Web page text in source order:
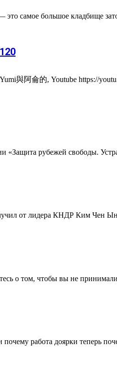
самое большое кладбище
與阿侖的, Youtube https://
рубежей свободы.
от лидера КНДР Ким Чен
о том, чтобы вы не
работа доярки теперь